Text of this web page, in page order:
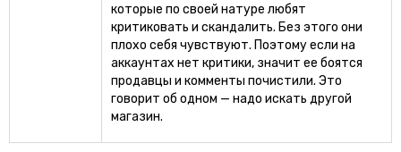
которые по своей натуре любят
критиковать и скандалить. Без этого они
плохо себя чувствуют. Поэтому если на
аккаунтах нет критики, значит ее боятся
продавцы и комменты почистили. Это
говорит об одном — надо искать другой
магазин.